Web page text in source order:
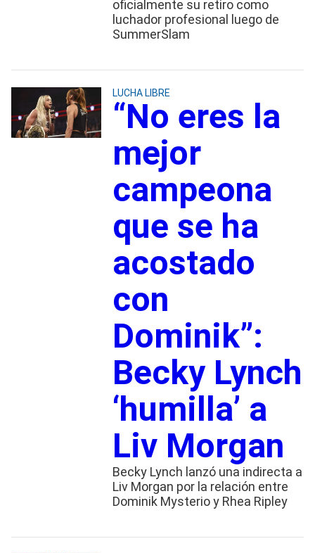
oficialmente su retiro como
luchador profesional luego de
SummerSlam
LUCHA LIBRE
“No eres la
mejor
campeona
que se ha
acostado
con
Dominik”:
Becky Lynch
‘humilla’ a
Liv Morgan
Becky Lynch lanzó una indirecta a
Liv Morgan por la relación entre
Dominik Mysterio y Rhea Ripley